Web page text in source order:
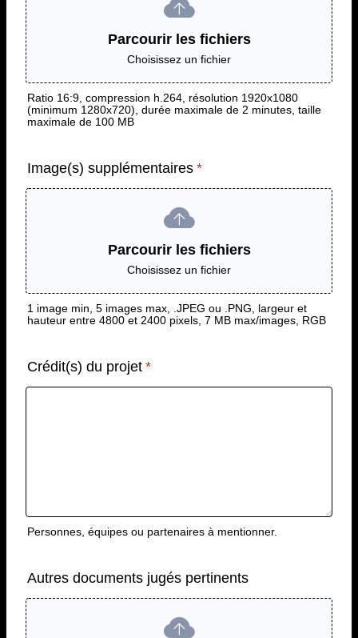
Parcourir les fichiers
Choisissez un fichier
Ratio 16:9, compression h.264, résolution 1920x1080
(minimum 1280x720), durée maximale de 2 minutes, taille
maximale de 100 MB
Image(s) supplémentaires *
Parcourir les fichiers
Choisissez un fichier
1 image min, 5 images max, .JPEG ou .PNG, largeur et
hauteur entre 4800 et 2400 pixels, 7 MB max/images, RGB
Crédit(s) du projet *
Personnes, équipes ou partenaires à mentionner.
Autres documents jugés pertinents